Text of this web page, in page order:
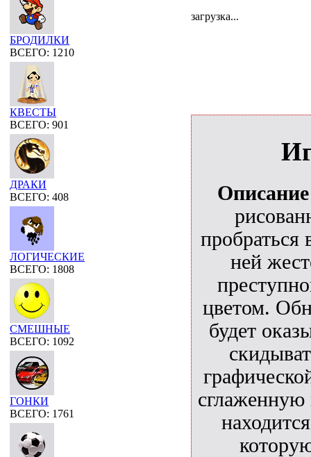
БРОДИЛКИ
ВСЕГО: 1210
КВЕСТЫ
ВСЕГО: 901
ДРАКИ
ВСЕГО: 408
ЛОГИЧЕСКИЕ
ВСЕГО: 1808
СМЕШНЫЕ
ВСЕГО: 1092
ГОНКИ
ВСЕГО: 1761
загрузка...
пробраться
ней
цветом.
будет